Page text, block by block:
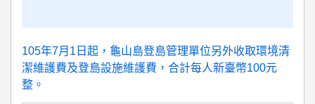
105年7月1日起，龜山島登島管理單位另外收取環境清
潔維護費及登島設施維護費，合計每人新臺幣100元
整。